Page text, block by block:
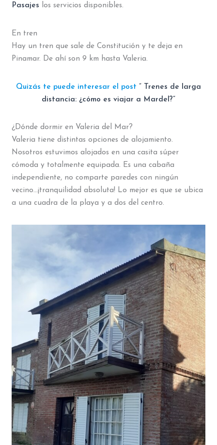
Pasajes los servicios disponibles.
En tren
Hay un tren que sale de Constitución y te deja en
Pinamar. De ahí son 9 km hasta Valeria.
Quizás te puede interesar el post ” Trenes de larga
distancia: ¿cómo es viajar a Mardel?”
¿Dónde dormir en Valeria del Mar?
Valeria tiene distintas opciones de alojamiento.
Nosotros estuvimos alojados en una casita súper
cómoda y totalmente equipada. Es una cabaña
independiente, no comparte paredes con ningún
vecino…¡tranquilidad absoluta! Lo mejor es que se ubica
a una cuadra de la playa y a dos del centro.